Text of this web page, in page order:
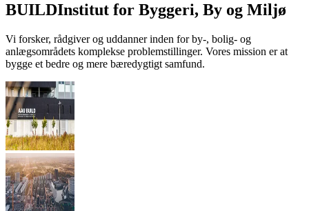
BUILDInstitut for Byggeri, By og Miljø
Vi forsker, rådgiver og uddanner inden for by-, bolig- og
anlægsområdets komplekse problemstillinger. Vores mission er at
bygge et bedre og mere bæredygtigt samfund.